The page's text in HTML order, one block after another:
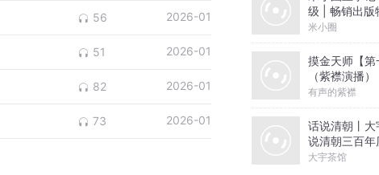
56 2026-01
51 2026-01
82 2026-01
73 2026-01
级 | 畅销出版
米小圈
摸金天师【第
（紫襟演播）
有声的紫襟
话说清朝丨大
说清朝三百年
尔哈赤到末代
大宇茶馆